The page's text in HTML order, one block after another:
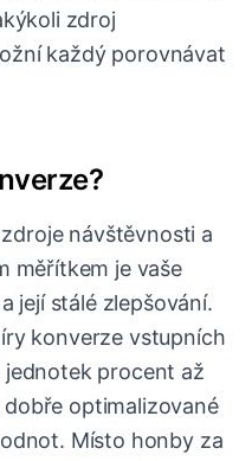
zdroj
každý porovnávat
návštěvnosti a
měřítkem je vaše
její stálé zlepšování.
konverze vstupních
procent až
optimalizované
Místo honby za